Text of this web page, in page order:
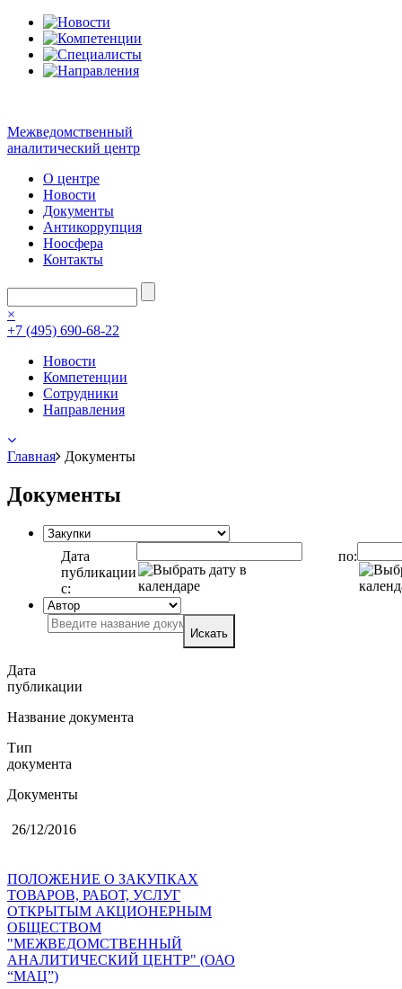
Межведомственный
аналитический центр
О центре
Новости
Документы
Антикоррупция
Ноосфера
Контакты
×
+7 (495) 690-68-22
Новости
Компетенции
Сотрудники
Направления
Главная Документы
Документы
Дата
публикации
с:
по:
Искать
Дата
публикации
Название документа
Тип
документа
Документы
26/12/2016
ПОЛОЖЕНИЕ О ЗАКУПКАХ
ТОВАРОВ, РАБОТ, УСЛУГ
ОТКРЫТЫМ АКЦИОНЕРНЫМ
ОБЩЕСТВОМ
"МЕЖВЕДОМСТВЕННЫЙ
АНАЛИТИЧЕСКИЙ ЦЕНТР" (ОАО
“МАЦ”)